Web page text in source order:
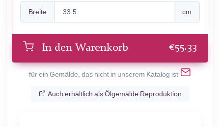
Breite cm
In den Warenkorb €55.33
für ein Gemälde, das nicht in unserem Katalog ist
Auch erhältlich als Ölgemälde Reproduktion